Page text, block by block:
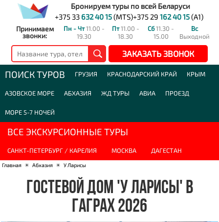
Бронируем туры по всей Беларуси
+375 33 632 40 15(MTS)+375 29 162 40 15(A1)
Принимаем
звонки:
Пн - Чт11.00 -
19.30
Пт11.00 -
18.30
Сб11.30 -
15.00
Вс
Выходной
ЗАКАЗАТЬ ЗВОНОК
ПОИСК ТУРОВ ГРУЗИЯ КРАСНОДАРСКИЙ КРАЙ КРЫМ
АЗОВСКОЕ МОРЕ АБХАЗИЯ ЖД ТУРЫ АВИА ПРОЕЗД
МОРЕ 5-7 НОЧЕЙ
ВСЕ ЭКСКУРСИОННЫЕ ТУРЫ
САНКТ-ПЕТЕРБУРГ / КАРЕЛИЯ МОСКВА ДАГЕСТАН
Главная ☀ Абхазия ☀ У Ларисы
ГОСТЕВОЙ ДОМ 'У ЛАРИСЫ' В
ГАГРАХ 2026